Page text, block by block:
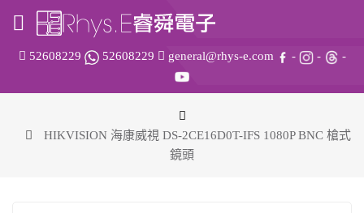
52608229 52608229 general@rhys-e.com - - -
HIKVISION 海康威視 DS-2CE16D0T-IFS 1080P BNC 槍式
鏡頭